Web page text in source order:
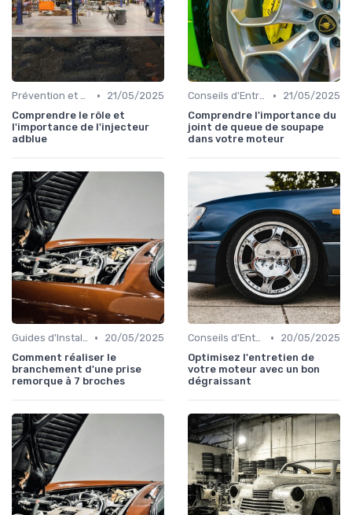
Prévention et Diagnostic des Pannes •
21/05/2025
Comprendre le rôle et
l'importance de l'injecteur
adblue
Conseils d'Entretien Auto •
21/05/2025
Comprendre l'importance du
joint de queue de soupape
dans votre moteur
Guides d'Installation et de Réparation •
20/05/2025
Comment réaliser le
branchement d'une prise
remorque à 7 broches
Conseils d'Entretien Auto •
20/05/2025
Optimisez l'entretien de
votre moteur avec un bon
dégraissant